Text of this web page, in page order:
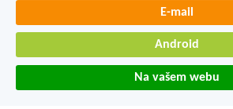
E-mail
Android
Na vašem webu